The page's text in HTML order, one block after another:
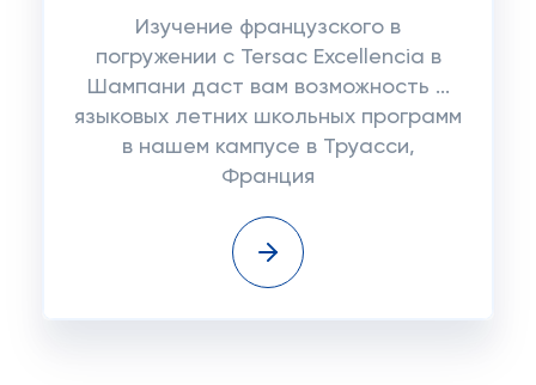
Изучение французского в
погружении с Tersac Excellencia в
Шампани даст вам возможность ...
языковых летних школьных программ
в нашем кампусе в Труасси,
Франция